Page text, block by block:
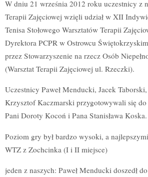
W dniu 21 września 2012 roku uczestnicy z
Terapii Zajęciowej wzięli udział w XII
Tenisa Stołowego Warsztatów Terapii
Dyrektora PCPR w Ostrowcu
przez Stowarzyszenie na rzecz Osób
(Warsztat Terapii Zajęciowej ul. Rzeczki).
Uczestnicy Paweł Menducki, Jacek
Krzysztof Kaczmarski przygotowywali się
Pani Doroty Kocoń i Pana Stanisława Koska.
Poziom gry był bardzo wysoki, a
WTZ z Zochcinka (I i II miejsce)
jeden z naszych: Paweł Menducki doszedł